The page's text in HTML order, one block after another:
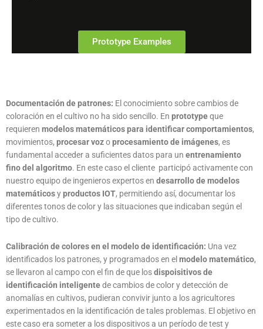
Prototype Examples
Documentación de patrones: El conocimiento sobre cambios de
coloración en el cultivo no ha sido sencillo. En prototypeque
requieren modelos matemáticos para identificar comportamientos,
movimientos, procesar vozoprocesamiento de imágenes, es
fundamental acceder a suficientes datos para un entrenamiento
fino del algoritmo. En este caso el cliente participó activamente con
nuestro equipo de ingenieros expertos en desarrollo de modelos
matemáticosyproductos IOT, permitiendo así, documentar los
diferentes tonos de color y las situaciones que indicaban según el
tipo de cultivo.
Calibración de colores en el modelo de identificación: Una vez
identificados los patrones, y programados en el modelo matemático,
se llevaron al campo con el fin de que losdispoisitivos de
identificación inteligentede cambios de color y detección de
anomalías en cultivos, pudieran convivir junto a los agricultores
experimentados en la identificación de tales problemas. El objetivo en
este caso era someter a los dispositivos a un período de test y